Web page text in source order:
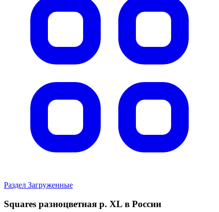
Раздел Загруженные
Squares разноцветная р. XL в России